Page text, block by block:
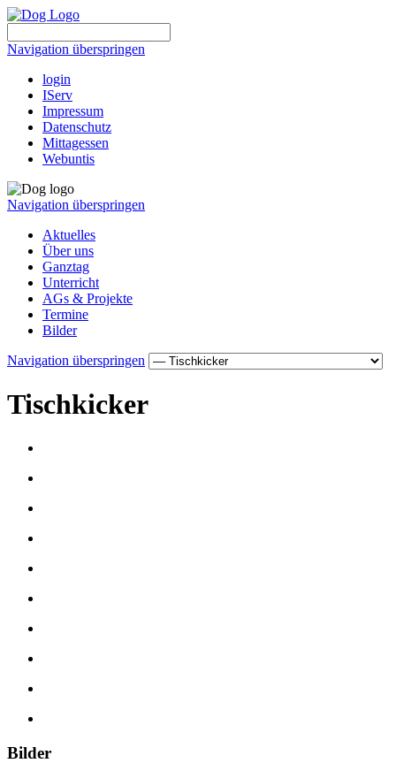
Navigation überspringen
login
IServ
Impressum
Datenschutz
Mittagessen
Webuntis
Navigation überspringen
Aktuelles
Über uns
Ganztag
Unterricht
AGs & Projekte
Termine
Bilder
Navigation überspringen
Tischkicker
Bilder